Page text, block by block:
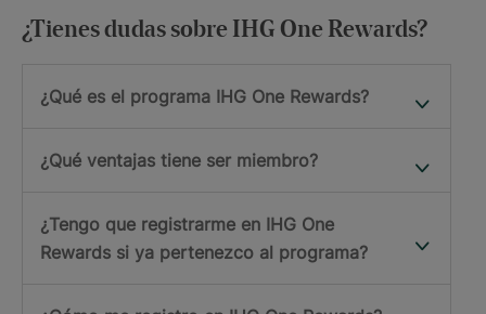
¿Tienes dudas sobre IHG One Rewards?
¿Qué es el programa IHG One Rewards?
¿Qué ventajas tiene ser miembro?
¿Tengo que registrarme en IHG One
Rewards si ya pertenezco al programa?